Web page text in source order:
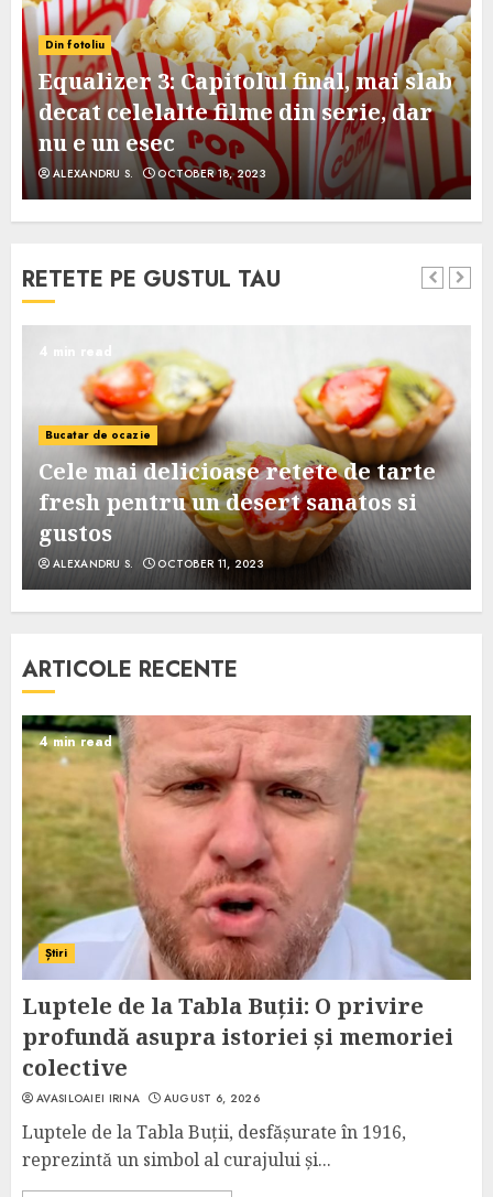
Din fotoliu
Equalizer 3: Capitolul final, mai slab
decat celelalte filme din serie, dar
nu e un esec
ALEXANDRU S. OCTOBER 18, 2023
RETETE PE GUSTUL TAU
4 min read
Bucatar de ocazie
Cele mai delicioase retete de tarte
fresh pentru un desert sanatos si
gustos
ALEXANDRU S. OCTOBER 11, 2023
ARTICOLE RECENTE
4 min read
Știri
Luptele de la Tabla Buții: O privire
profundă asupra istoriei și memoriei
colective
AVASILOAIEI IRINA AUGUST 6, 2026
Luptele de la Tabla Buții, desfășurate în 1916,
reprezintă un simbol al curajului și...